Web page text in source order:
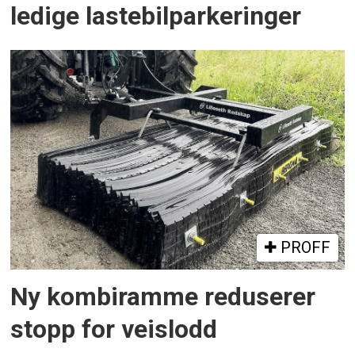
ledige lastebilparkeringer
PROFF
Ny kombiramme reduserer
stopp for veislodd